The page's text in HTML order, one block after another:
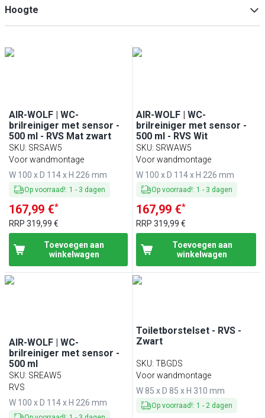
Hoogte
AIR-WOLF | WC-
brilreiniger met sensor -
500 ml - RVS Mat zwart
SKU: SRSAW5
Voor wandmontage
W 100 x D 114 x H 226 mm
Op voorraad!: 1 - 3 dagen
167,99 €*
RRP 319,99 €
Toevoegen aan
winkelwagen
AIR-WOLF | WC-
brilreiniger met sensor -
500 ml - RVS Wit
SKU: SRWAW5
Voor wandmontage
W 100 x D 114 x H 226 mm
Op voorraad!: 1 - 3 dagen
167,99 €*
RRP319,99 €
Toevoegen aan
winkelwagen
AIR-WOLF | WC-
brilreiniger met sensor -
500 ml
SKU: SREAW5
RVS
W 100 x D 114 x H 226 mm
Toiletborstelset - RVS -
Zwart
SKU:TBGDS
Voor wandmontage
W 85 x D 85 x H 310 mm
Op voorraad!: 1 - 2 dagen